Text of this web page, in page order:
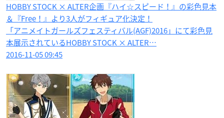
HOBBY STOCK × ALTER企画『ハイ☆スピード！』の彩色見本
＆『Free！』より3人がフィギュア化決定！
「アニメイトガールズフェスティバル(AGF)2016」にて彩色見
本展示されているHOBBY STOCK × ALTER…
2016-11-05 09:45